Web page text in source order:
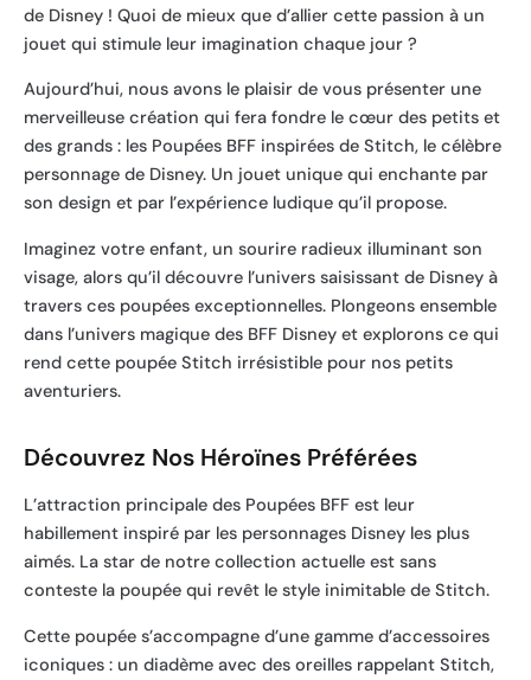
de Disney ! Quoi de mieux que d’allier cette passion à un
jouet qui stimule leur imagination chaque jour ?
Aujourd’hui, nous avons le plaisir de vous présenter une
merveilleuse création qui fera fondre le cœur des petits et
des grands : les Poupées BFF inspirées de Stitch, le célèbre
personnage de Disney. Un jouet unique qui enchante par
son design et par l’expérience ludique qu’il propose.
Imaginez votre enfant, un sourire radieux illuminant son
visage, alors qu’il découvre l’univers saisissant de Disney à
travers ces poupées exceptionnelles. Plongeons ensemble
dans l’univers magique des BFF Disney et explorons ce qui
rend cette poupée Stitch irrésistible pour nos petits
aventuriers.
Découvrez Nos Héroïnes Préférées
L’attraction principale des Poupées BFF est leur
habillement inspiré par les personnages Disney les plus
aimés. La star de notre collection actuelle est sans
conteste la poupée qui revêt le style inimitable de Stitch.
Cette poupée s’accompagne d’une gamme d’accessoires
iconiques : un diadème avec des oreilles rappelant Stitch,